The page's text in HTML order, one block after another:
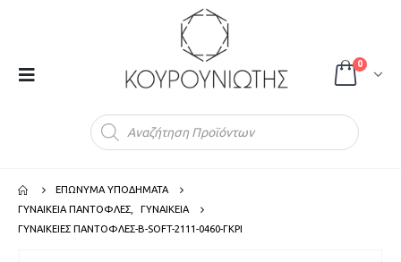
0
ΕΠΩΝΥΜΑ ΥΠΟΔΗΜΑΤΑ
ΓΥΝΑΙΚΕΙΑ ΠΑΝΤΟΦΛΕΣ
ΓΥΝΑΙΚΕΙΑ
ΓΥΝΑΙΚΕΙΕΣ ΠΑΝΤΟΦΛΕΣ-B-SOFT-2111-0460-ΓΚΡΙ